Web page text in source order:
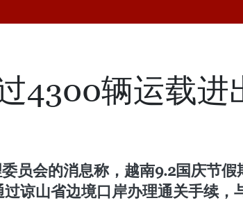
4300辆运载进
员会的消息称，越南9.2国庆节
谅山省边境口岸办理通关手续，